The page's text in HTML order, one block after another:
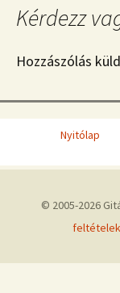
Kérdezz
Hozzászólás
Nyitólap
© 2005-2026
feltételek